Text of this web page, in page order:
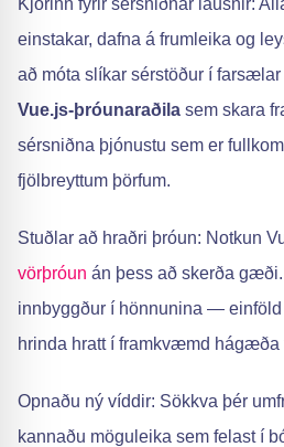
Kjörinn fyrir sérsniðnar lausnir:
einstakar, dafna á frumleika og
að móta slíkar sérstöður í
Vue.js-þróunaraðila sem skara
sérsniðna þjónustu sem er
fjölbreyttum þörfum.
Stuðlar að hraðri þróun: Notkun
vörþróun án þess að skerða
innbyggður í hönnunina — einföld
hrinda hratt í framkvæmd hágæða
Opnaðu ný víddir: Sökkva þér
kannaðu möguleika sem felast í